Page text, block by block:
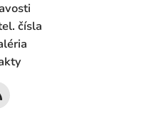
čísla